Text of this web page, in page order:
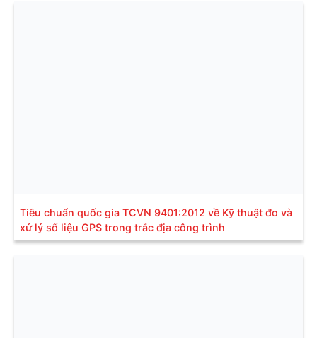
Tiêu chuẩn quốc gia TCVN 9401:2012 về Kỹ thuật đo và
xử lý số liệu GPS trong trắc địa công trình